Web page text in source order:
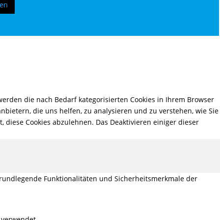
die nach Bedarf kategorisierten Cookies in Ihrem Browser
die uns helfen, zu analysieren und zu verstehen, wie Sie
Cookies abzulehnen. Das Deaktivieren einiger dieser
Funktionalitäten und Sicherheitsmerkmale der